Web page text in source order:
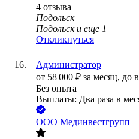
4 отзыва
Подольск
Подольск и еще 1
Откликнуться
Администратор
от 58 000 ₽ за месяц, до
Без опыта
Выплаты: Два раза в
ООО Мединвестгрупп